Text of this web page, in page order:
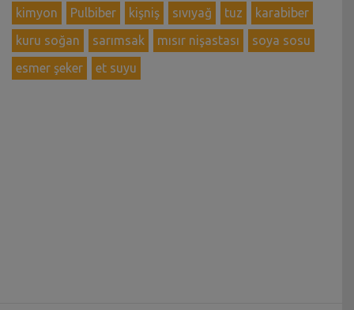
kimyon
Pulbiber kişniş sıvıyağ tuz
karabiber
kuru soğan
sarımsak mısır nişastası
soya sosu
esmer şeker
et suyu